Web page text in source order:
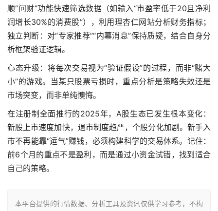
顺“问财”功能快速筛选数据（如输入“市盈率低于20且净利
润增长30%的消费股”），利用理杏仁网站分析财务指标；
独立判断：对“专家推荐”“内幕消息”保持质疑，结合自身分
析框架验证逻辑。
心态升级：将每次交易视为“验证假设”的过程，而非“赌大
小”的游戏。当某只股票亏损时，重点分析是策略失效还是
市场突变，而非单纯懊悔。
在注册制全面推行的2025年，A股生态已发生根本变化：
新股上市速度加快，退市制度趋严，个股分化加剧。新手入
市不再能靠“运气”赚钱，必须构建科学的交易体系。记住：
前6个月的重点不是盈利，而是通过小资金试错，找到适合
自己的策略。
本平台提供的行情数据、分析工具及资讯仅供学习参考，不构